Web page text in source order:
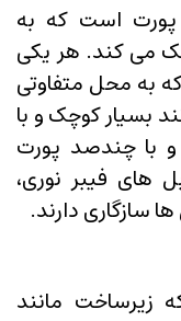
است که به
می کند. هر یکی
به محل متفاوتی
بسیار کوچک و با
و با چندصد پورت
های فیبر نوری،
زیرساخت مانند